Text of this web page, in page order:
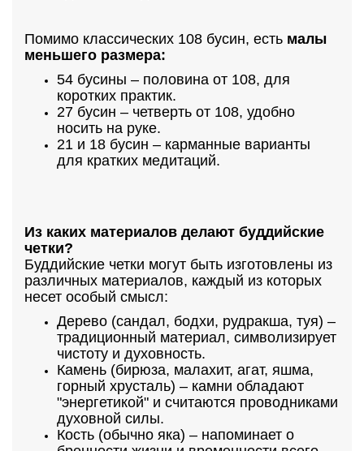
Помимо классических 108 бусин, есть малы
меньшего размера:
54 бусины – половина от 108, для
коротких практик.
27 бусин – четверть от 108, удобно
носить на руке.
21 и 18 бусин – карманные варианты
для кратких медитаций.
Из каких материалов делают буддийские
четки?
Буддийские четки могут быть изготовлены из
различных материалов, каждый из которых
несет особый смысл:
Дерево (сандал, бодхи, рудракша, туя) –
традиционный материал, символизирует
чистоту и духовность.
Камень (бирюза, малахит, агат, яшма,
горный хрусталь) – камни обладают
"энергетикой" и считаются проводниками
духовной силы.
Кость (обычно яка) – напоминает о